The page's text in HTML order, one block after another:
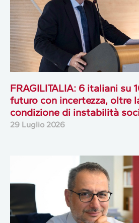
FRAGILITALIA: 6 italiani su
futuro con incertezza, oltre
condizione di instabilità
29 Luglio 2026